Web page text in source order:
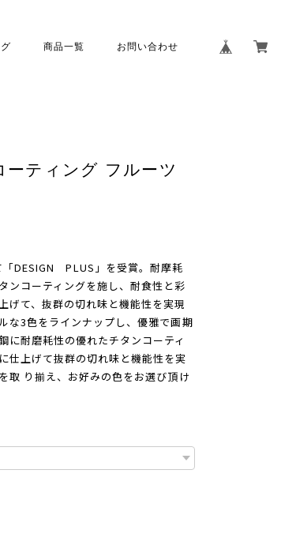
商品一覧 お問い合わせ
ティング フルーツ
DESIGN PLUS」を受賞。耐摩耗
ンコーティングを施し、耐食性と彩
げて、抜群の切れ味と機能性を実現
な3色をラインナップし、優雅で画期
に耐磨耗性の優れたチタンコーティ
仕上げて抜群の切れ味と機能性を実
取 り揃え、お好みの色をお選び頂け